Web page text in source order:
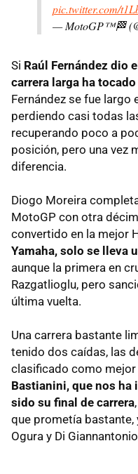
pic.twitter.com/
— MotoGP™🏁
Si Raúl Fernández dio
carrera larga ha
Fernández se fue largo
perdiendo casi todas
recuperando poco a
posición, pero una vez
diferencia.
Diogo Moreira
MotoGP con otra
convertido en la mejor
Yamaha, solo se lleva
aunque la primera en
Razgatlioglu, pero
última vuelta.
Una carrera bastante
tenido dos caídas, las
clasificado como mejor
Bastianini, que nos ha
sido su final de carrera
que prometía bastante,
Ogura y Di